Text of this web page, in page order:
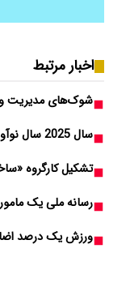
اخبار مرتبط
شوک‌های مدیریت
سال 2025 سال نوآوری در ورزش بود
تشکیل کارگروه
رسانه ملی یک
ورزش یک درصد